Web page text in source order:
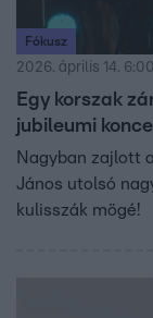
Fókusz
2026. április 14. 6:00
Egy korszak
jubileumi
Nagyban zajlott
János utolsó
kulisszák mögé!